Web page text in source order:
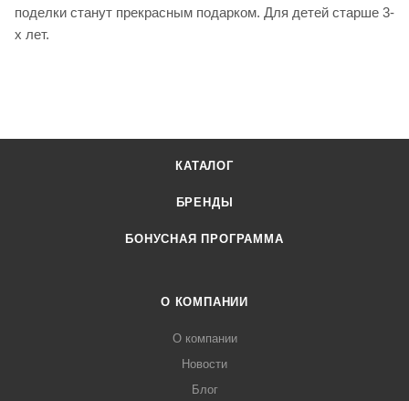
поделки станут прекрасным подарком. Для детей старше 3-
х лет.
КАТАЛОГ
БРЕНДЫ
БОНУСНАЯ ПРОГРАММА
О КОМПАНИИ
О компании
Новости
Блог